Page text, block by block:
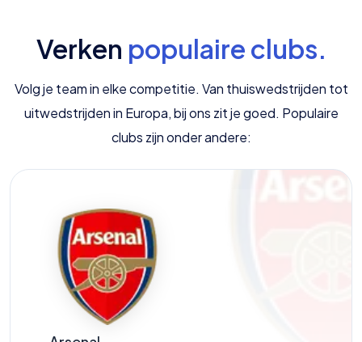
Verken populaire clubs.
Volg je team in elke competitie. Van thuiswedstrijden tot
uitwedstrijden in Europa, bij ons zit je goed. Populaire
clubs zijn onder andere: